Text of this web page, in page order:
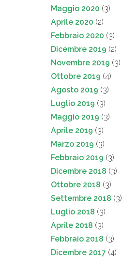
Maggio 2020 (3)
Aprile 2020 (2)
Febbraio 2020 (3)
Dicembre 2019 (2)
Novembre 2019 (3)
Ottobre 2019 (4)
Agosto 2019 (3)
Luglio 2019 (3)
Maggio 2019 (3)
Aprile 2019 (3)
Marzo 2019 (3)
Febbraio 2019 (3)
Dicembre 2018 (3)
Ottobre 2018 (3)
Settembre 2018 (3)
Luglio 2018 (3)
Aprile 2018 (3)
Febbraio 2018 (3)
Dicembre 2017 (4)